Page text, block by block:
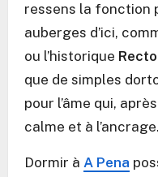
ressens la fonction
auberges d’ici,
ou l’historique
que de simples
pour l’âme qui,
calme et à l’ancrage.
Dormir à A Pena